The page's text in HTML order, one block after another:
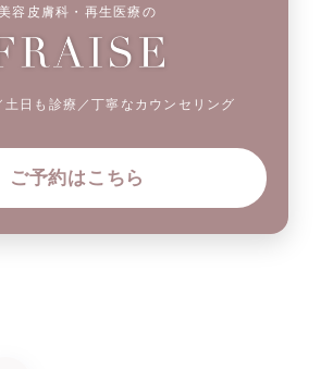
美容皮膚科・再生医療の
土日も診療／丁寧なカウンセリング
ご予約はこちら